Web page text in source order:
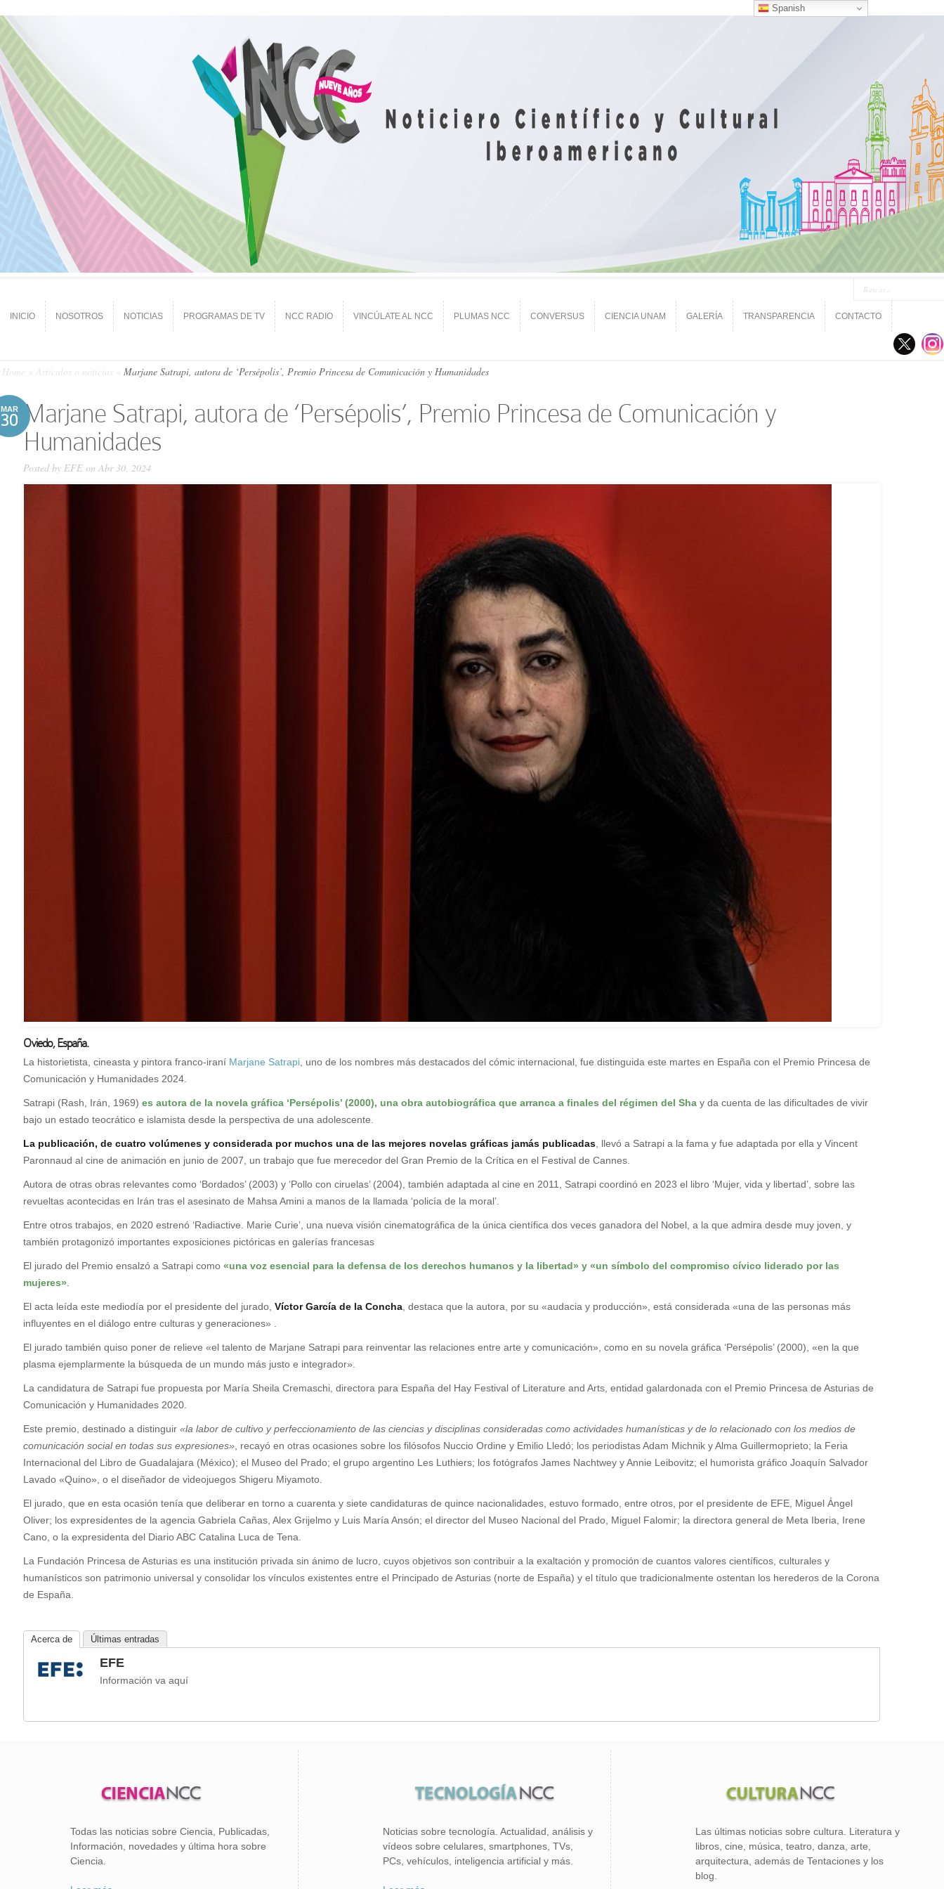
INICIO NOSOTROS NOTICIAS PROGRAMAS DE TV NCC RADIO VINCÚLATE AL NCC PLUMAS NCC CONVERSUS CIENCIA UNAM GALERÍA TRANSPARENCIA CONTACTO
Home Artículos o noticias Marjane Satrapi, autora de ‘Persépolis’, Premio Princesa de Comunicación y Humanidades
MAR
30 Marjane Satrapi, autora de ‘Persépolis’, Premio Princesa de Comunicación y
Humanidades
Posted by EFE on Abr 30, 2024
Oviedo, España.
La historietista, cineasta y pintora franco-iraní Marjane Satrapi, uno de los nombres más destacados del cómic internacional, fue distinguida este martes en España con el Premio Princesa de
Comunicación y Humanidades 2024.
Satrapi (Rash, Irán, 1969) es autora de la novela gráfica ‘Persépolis’ (2000), una obra autobiográfica que arranca a finales del régimen del Sha y da cuenta de las dificultades de vivir
bajo un estado teocrático e islamista desde la perspectiva de una adolescente.
La publicación, de cuatro volúmenes y considerada por muchos una de las mejores novelas gráficas jamás publicadas, llevó a Satrapi a la fama y fue adaptada por ella y Vincent
Paronnaud al cine de animación en junio de 2007, un trabajo que fue merecedor del Gran Premio de la Crítica en el Festival de Cannes.
Autora de otras obras relevantes como ‘Bordados’ (2003) y ‘Pollo con ciruelas’ (2004), también adaptada al cine en 2011, Satrapi coordinó en 2023 el libro ‘Mujer, vida y libertad’, sobre las
revueltas acontecidas en Irán tras el asesinato de Mahsa Amini a manos de la llamada ‘policía de la moral’.
Entre otros trabajos, en 2020 estrenó ‘Radiactive. Marie Curie’, una nueva visión cinematográfica de la única científica dos veces ganadora del Nobel, a la que admira desde muy joven, y
también protagonizó importantes exposiciones pictóricas en galerías francesas
El jurado del Premio ensalzó a Satrapi como «una voz esencial para la defensa de los derechos humanos y la libertad» y «un símbolo del compromiso cívico liderado por las
mujeres».
El acta leída este mediodía por el presidente del jurado, Víctor García de la Concha, destaca que la autora, por su «audacia y producción», está considerada «una de las personas más
influyentes en el diálogo entre culturas y generaciones» .
El jurado también quiso poner de relieve «el talento de Marjane Satrapi para reinventar las relaciones entre arte y comunicación», como en su novela gráfica ‘Persépolis’ (2000), «en la que
plasma ejemplarmente la búsqueda de un mundo más justo e integrador».
La candidatura de Satrapi fue propuesta por María Sheila Cremaschi, directora para España del Hay Festival of Literature and Arts, entidad galardonada con el Premio Princesa de Asturias de
Comunicación y Humanidades 2020.
Este premio, destinado a distinguir «la labor de cultivo y perfeccionamiento de las ciencias y disciplinas consideradas como actividades humanísticas y de lo relacionado con los medios de
comunicación social en todas sus expresiones», recayó en otras ocasiones sobre los filósofos Nuccio Ordine y Emilio Lledó; los periodistas Adam Michnik y Alma Guillermoprieto; la Feria
Internacional del Libro de Guadalajara (México); el Museo del Prado; el grupo argentino Les Luthiers; los fotógrafos James Nachtwey y Annie Leibovitz; el humorista gráfico Joaquín Salvador
Lavado «Quino», o el diseñador de videojuegos Shigeru Miyamoto.
El jurado, que en esta ocasión tenía que deliberar en torno a cuarenta y siete candidaturas de quince nacionalidades, estuvo formado, entre otros, por el presidente de EFE, Miguel Ángel
Oliver; los expresidentes de la agencia Gabriela Cañas, Alex Grijelmo y Luis María Ansón; el director del Museo Nacional del Prado, Miguel Falomir; la directora general de Meta Iberia, Irene
Cano, o la expresidenta del Diario ABC Catalina Luca de Tena.
La Fundación Princesa de Asturias es una institución privada sin ánimo de lucro, cuyos objetivos son contribuir a la exaltación y promoción de cuantos valores científicos, culturales y
humanísticos son patrimonio universal y consolidar los vínculos existentes entre el Principado de Asturias (norte de España) y el título que tradicionalmente ostentan los herederos de la Corona
de España.
Acerca de Últimas entradas
EFE
Información va aquí
Todas las noticias sobre Ciencia, Publicadas,
Información, novedades y última hora sobre
Ciencia.
Noticias sobre tecnología. Actualidad, análisis y
vídeos sobre celulares, smartphones, TVs,
PCs, vehículos, inteligencia artificial y más.
Las últimas noticias sobre cultura. Literatura y
libros, cine, música, teatro, danza, arte,
arquitectura, además de Tentaciones y los
blog.
Spanish